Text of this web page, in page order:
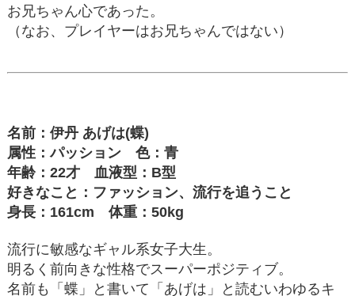
お兄ちゃん心であった。
（なお、プレイヤーはお兄ちゃんではない）
名前：伊丹 あげは(蝶)
属性：パッション 色：青
年齢：22才 血液型：B型
好きなこと：ファッション、流行を追うこと
身長：161cm 体重：50kg
流行に敏感なギャル系女子大生。
明るく前向きな性格でスーパーポジティブ。
名前も「蝶」と書いて「あげは」と読むいわゆるキ